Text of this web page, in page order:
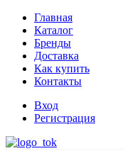
Главная
Каталог
Бренды
Доставка
Как купить
Контакты
Вход
Регистрация